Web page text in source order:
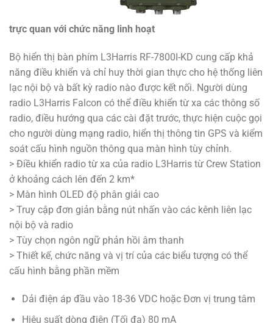
trực quan với chức năng linh hoạt
Bộ hiển thị bàn phím L3Harris RF-7800I-KD cung cấp khả
năng điều khiển và chỉ huy thời gian thực cho hệ thống liên
lạc nội bộ và bất kỳ radio nào được kết nối. Người dùng
radio L3Harris Falcon có thể điều khiển từ xa các thông số
radio, điều hướng qua các cài đặt trước, thực hiện cuộc gọi
cho người dùng mạng radio, hiển thị thông tin GPS và kiểm
soát cấu hình nguồn thông qua màn hình tùy chỉnh.
> Điều khiển radio từ xa của radio L3Harris từ Crew Station
ở khoảng cách lên đến 2 km*
> Màn hình OLED độ phân giải cao
> Truy cập đơn giản bằng nút nhấn vào các kênh liên lạc
nội bộ và radio
> Tùy chọn ngôn ngữ phản hồi âm thanh
> Thiết kế, chức năng và vị trí của các biểu tượng có thể
cấu hình bằng phần mềm
Dải điện áp đầu vào 18-36 VDC hoặc Đơn vị trung tâm
Hiệu suất dòng điện (Tối đa) 80 mA